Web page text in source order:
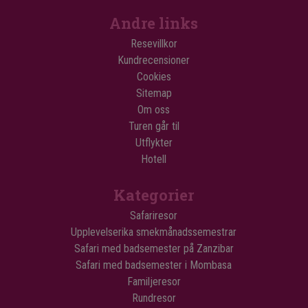
Andre links
Resevillkor
Kundrecensioner
Cookies
Sitemap
Om oss
Turen går til
Utflykter
Hotell
Kategorier
Safariresor
Upplevelserika smekmånadssemestrar
Safari med badsemester på Zanzibar
Safari med badsemester i Mombasa
Familjeresor
Rundresor